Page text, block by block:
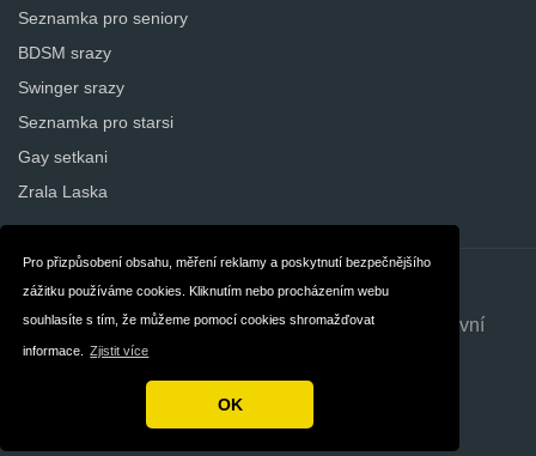
Pro přizpůsobení obsahu, měření reklamy a poskytnutí bezpečnějšího
zážitku používáme cookies. Kliknutím nebo procházením webu
souhlasíte s tím, že můžeme pomocí cookies shromažďovat
informace. Zjistit více
OK
Seznamka pro seniory
BDSM srazy
Swinger srazy
Seznamka pro starsi
Gay setkani
Zrala Laska
Kontakt O nás
Soukromí Všeobecné smluvní
Autorská práva © 2026 Najdisilasku.com